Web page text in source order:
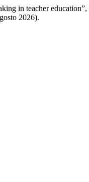
in teacher education”,
2026).